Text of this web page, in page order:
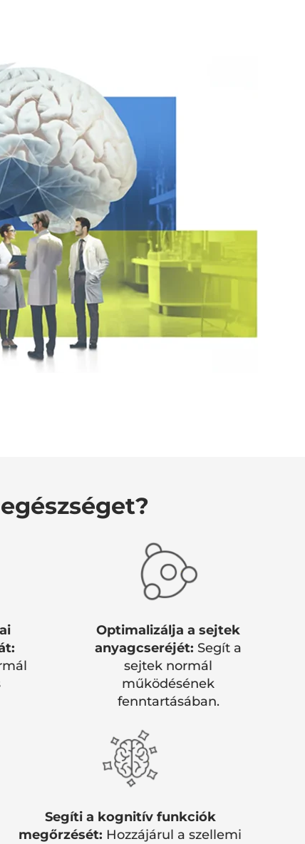
Optimalizálja a sejtek
anyagcseréjét: Segít a
sejtek normál
működésének
fenntartásában.
Segíti a kognitív funkciók
megőrzését: Hozzájárul a szellemi